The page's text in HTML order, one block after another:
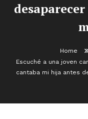
Home
Escuché a una joven
cantaba mi hija antes